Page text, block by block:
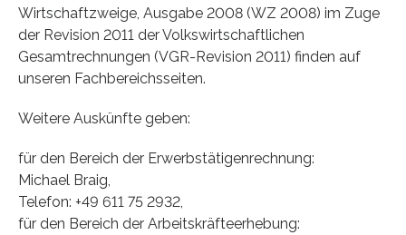
Wirtschaftzweige, Ausgabe 2008 (WZ 2008) im Zuge
der Revision 2011 der Volkswirtschaftlichen
Gesamtrechnungen (VGR-Revision 2011) finden auf
unseren Fachbereichsseiten.
Weitere Auskünfte geben:
für den Bereich der Erwerbstätigenrechnung:
Michael Braig,
Telefon: +49 611 75 2932,
für den Bereich der Arbeitskräfteerhebung: